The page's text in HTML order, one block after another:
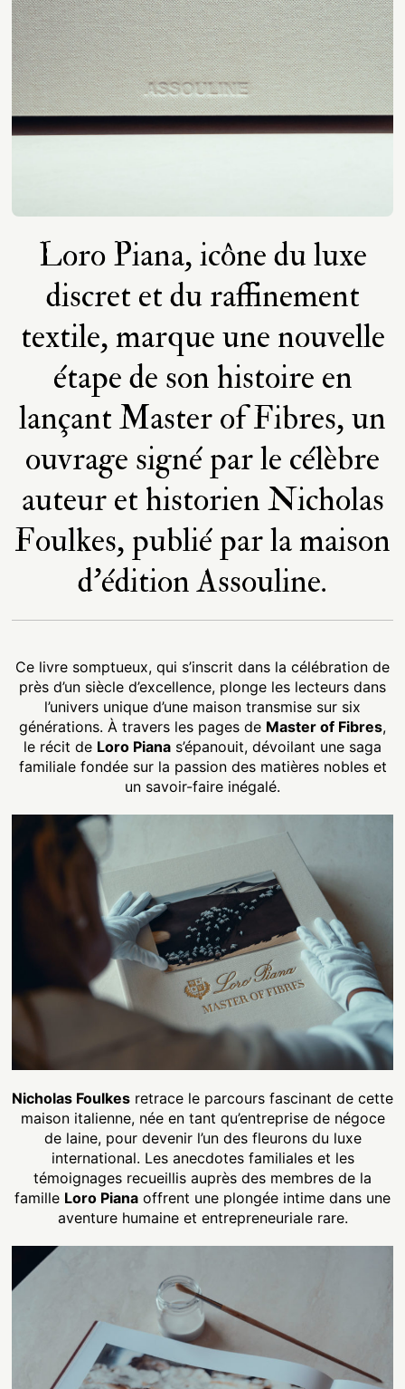
Loro Piana, icône du luxe
discret et du raffinement
textile, marque une nouvelle
étape de son histoire en
lançant Master of Fibres, un
ouvrage signé par le célèbre
auteur et historien Nicholas
Foulkes, publié par la maison
d’édition Assouline.
Ce livre somptueux, qui s’inscrit dans la célébration de
près d’un siècle d’excellence, plonge les lecteurs dans
l’univers unique d’une maison transmise sur six
générations. À travers les pages de Master of Fibres,
le récit de Loro Piana s’épanouit, dévoilant une saga
familiale fondée sur la passion des matières nobles et
un savoir-faire inégalé.
Nicholas Foulkes retrace le parcours fascinant de cette
maison italienne, née en tant qu’entreprise de négoce
de laine, pour devenir l’un des fleurons du luxe
international. Les anecdotes familiales et les
témoignages recueillis auprès des membres de la
famille Loro Piana offrent une plongée intime dans une
aventure humaine et entrepreneuriale rare.